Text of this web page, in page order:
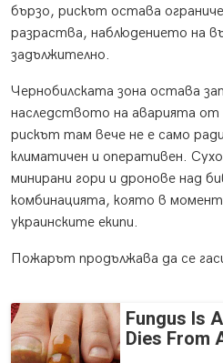
бързо, рискът остава
разраства, наблюдението на
задължително.
Чернобилската зона остава
наследството на аварията от
рискът там вече не е само
климатичен и оперативен.
минирани гори и дронове над
комбинацията, която в
украинските екипи.
Пожарът продължава да се
Fungus Is
Dies From